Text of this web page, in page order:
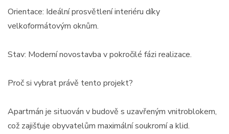
Orientace: Ideální prosvětlení interiéru díky
velkoformátovým oknům.
Stav: Moderní novostavba v pokročilé fázi realizace.
Proč si vybrat právě tento projekt?
Apartmán je situován v budově s uzavřeným vnitroblokem,
což zajišťuje obyvatelům maximální soukromí a klid.